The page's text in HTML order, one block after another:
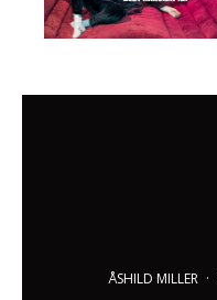
ÅSHILD MILLER ·